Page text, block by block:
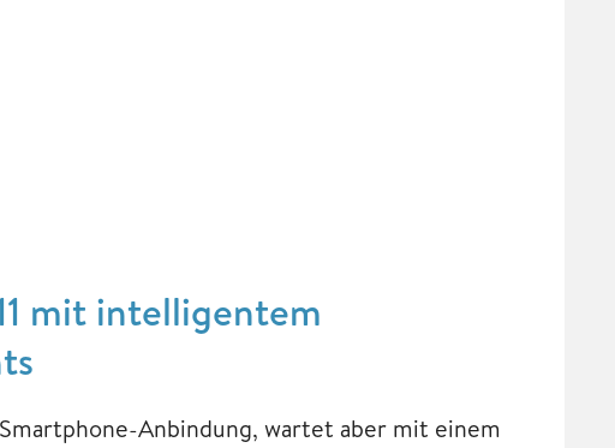
mit intelligentem
Anbindung, wartet aber mit einem